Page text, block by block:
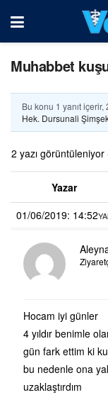
Muhabbet
Bu konu 1 yanıt
Hek. Dursunali
2 yazı
Yazar
01/06/2019: 14:52
Hocam iyi günler
4 yıldır benimle
gün fark ettim ki
bu nedenle ona
uzaklaştırdım